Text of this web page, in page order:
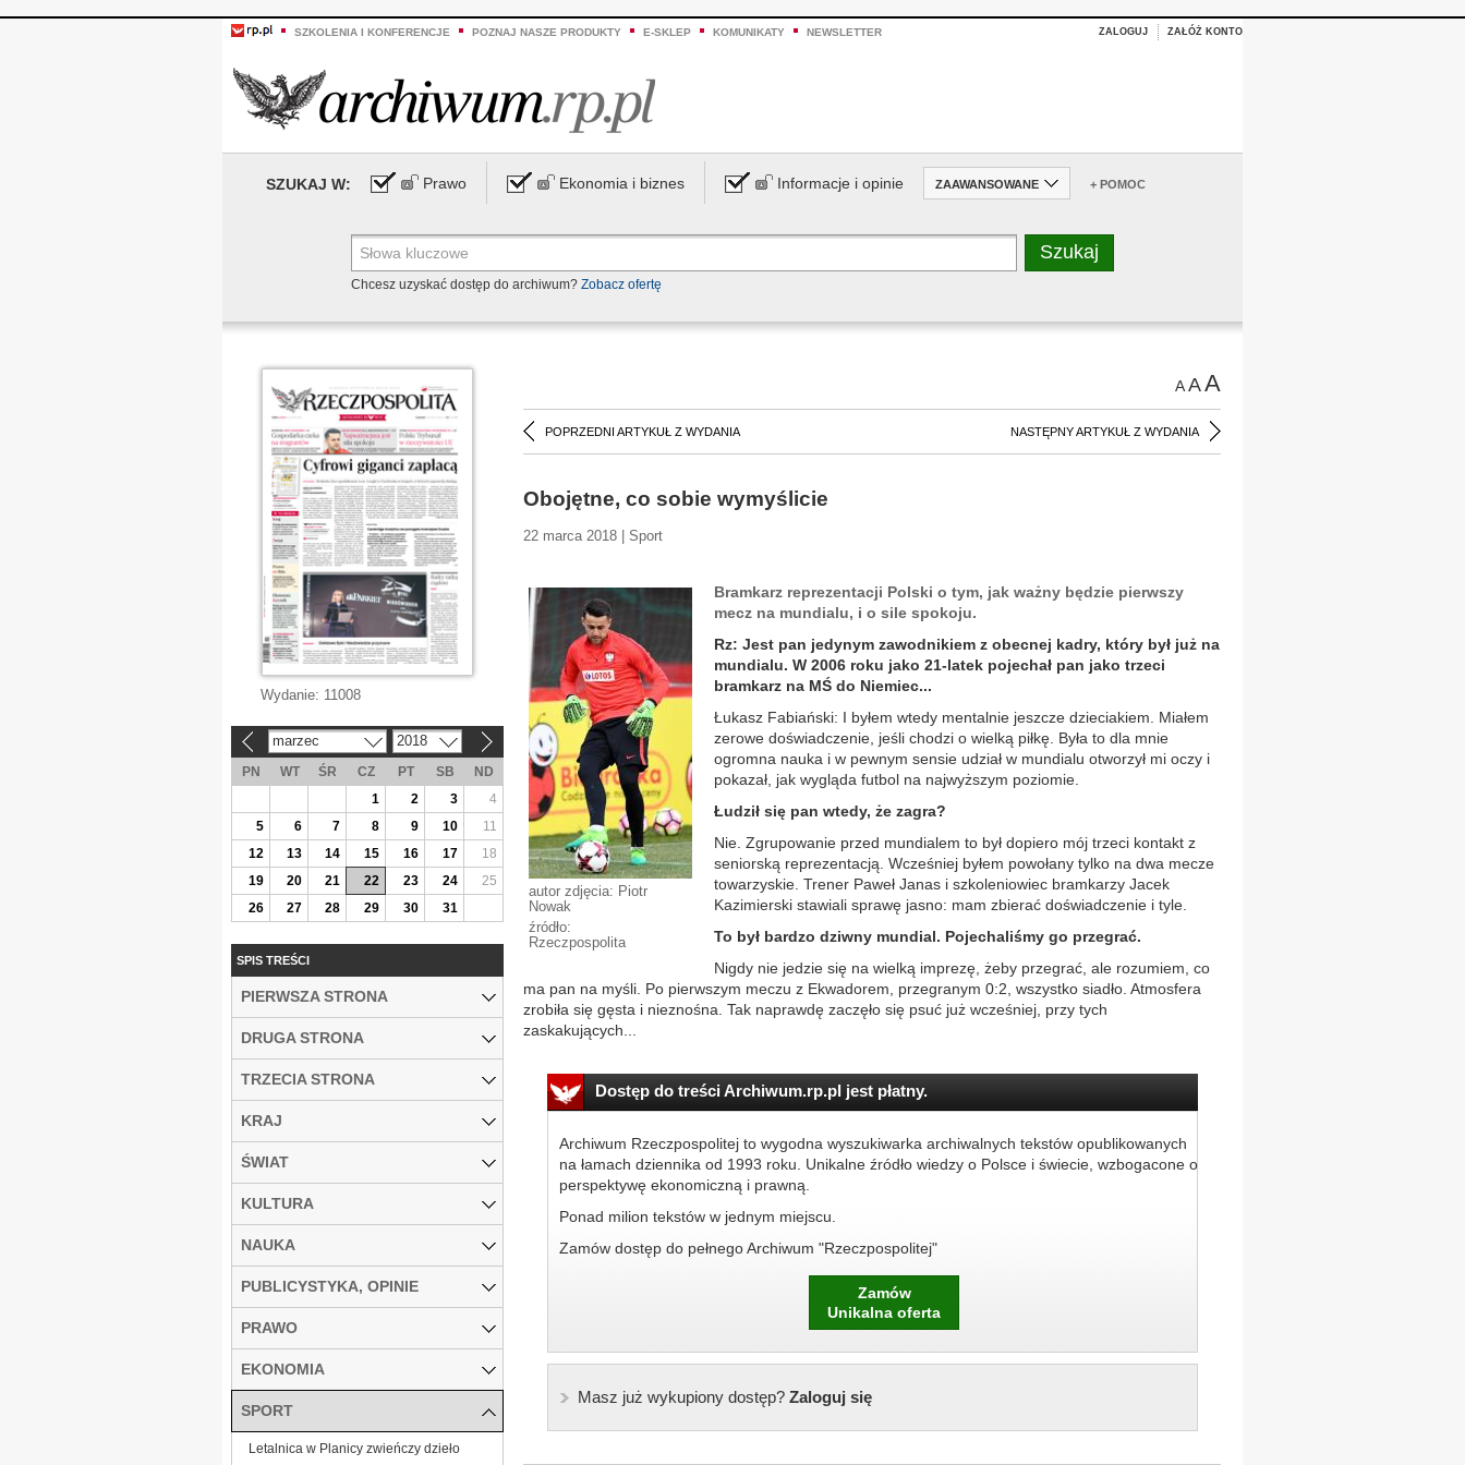
SZKOLENIA I KONFERENCJE POZNAJ NASZE PRODUKTY E-SKLEP KOMUNIKATY NEWSLETTER ZALOGUJ ZAŁÓŻ KONTO
SZUKAJ W: Prawo Ekonomia i biznes Informacje i opinie ZAAWANSOWANE + POMOC
Chcesz uzyskać dostęp do archiwum? Zobacz ofertę
AAA
POPRZEDNI ARTYKUŁ Z WYDANIA NASTĘPNY ARTYKUŁ Z WYDANIA
Obojętne, co sobie wymyślicie
22 marca 2018 | Sport
autor zdjęcia: Piotr
Nowak
źródło:
Rzeczpospolita
Bramkarz reprezentacji Polski o tym, jak ważny będzie pierwszy
mecz na mundialu, i o sile spokoju.
Rz: Jest pan jedynym zawodnikiem z obecnej kadry, który był już na
mundialu. W 2006 roku jako 21-latek pojechał pan jako trzeci
bramkarz na MŚ do Niemiec...
Łukasz Fabiański: I byłem wtedy mentalnie jeszcze dzieciakiem. Miałem
zerowe doświadczenie, jeśli chodzi o wielką piłkę. Była to dla mnie
ogromna nauka i w pewnym sensie udział w mundialu otworzył mi oczy i
pokazał, jak wygląda futbol na najwyższym poziomie.
Łudził się pan wtedy, że zagra?
Nie. Zgrupowanie przed mundialem to był dopiero mój trzeci kontakt z
seniorską reprezentacją. Wcześniej byłem powołany tylko na dwa mecze
towarzyskie. Trener Paweł Janas i szkoleniowiec bramkarzy Jacek
Kazimierski stawiali sprawę jasno: mam zbierać doświadczenie i tyle.
To był bardzo dziwny mundial. Pojechaliśmy go przegrać.
Nigdy nie jedzie się na wielką imprezę, żeby przegrać, ale rozumiem, co
ma pan na myśli. Po pierwszym meczu z Ekwadorem, przegranym 0:2, wszystko siadło. Atmosfera
zrobiła się gęsta i nieznośna. Tak naprawdę zaczęło się psuć już wcześniej, przy tych
zaskakujących...
Dostęp do treści Archiwum.rp.pl jest płatny.
Archiwum Rzeczpospolitej to wygodna wyszukiwarka archiwalnych tekstów opublikowanych
na łamach dziennika od 1993 roku. Unikalne źródło wiedzy o Polsce i świecie, wzbogacone o
perspektywę ekonomiczną i prawną.
Ponad milion tekstów w jednym miejscu.
Zamów dostęp do pełnego Archiwum "Rzeczpospolitej"
Zamów
Unikalna oferta
Masz już wykupiony dostęp?Zaloguj się
Wydanie: 11008
marzec 2018
PN WT ŚR CZ PT SB
ND
1
2 3
4
5
6 7 8 9 10
11
12
13 14 15 16 17
18
19
20 21 22 23 24
25
26
27 28 29 30 31
SPIS TREŚCI
PIERWSZA STRONA
DRUGA STRONA
TRZECIA STRONA
KRAJ
ŚWIAT
KULTURA
NAUKA
PUBLICYSTYKA, OPINIE
PRAWO
EKONOMIA
SPORT
Letalnica w Planicy zwieńczy dzieło